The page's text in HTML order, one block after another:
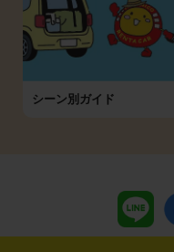
シーン別ガイド